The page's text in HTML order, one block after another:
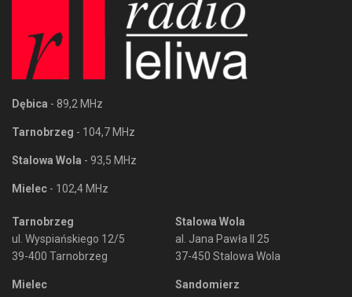
Dębica - 89,2 MHz
Tarnobrzeg - 104,7 MHz
Stalowa Wola - 93,5 MHz
Mielec - 102,4 MHz
Tarnobrzeg
ul. Wyspiańskiego 12/5
39-400 Tarnobrzeg
Mielec
Stalowa Wola
al. Jana Pawła II 25
37-450 Stalowa Wola
Sandomierz